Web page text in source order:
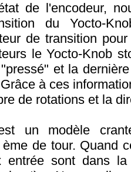
de l'encodeur,
du Yocto-
de transition
le Yocto-Knob
et la
à ces
de rotations et la
un modèle
de tour. Quand
entrée sont dans